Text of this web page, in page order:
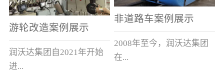
游轮改造案例展示
润沃达集团自2021年开始
进...
非道路车案例展示
2008年至今，润沃达集团
在...